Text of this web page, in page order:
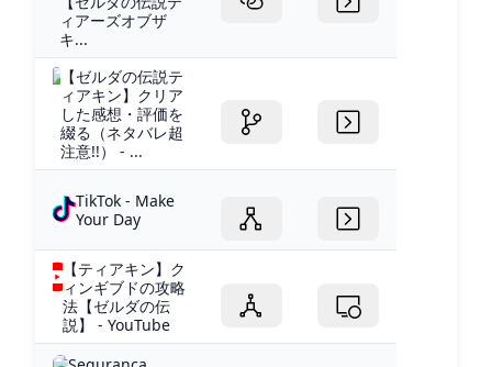
ィアーズオブザ
キ...
【ゼルダの伝説テ
ィアキン】クリア
した感想・評価を
綴る（ネタバレ超
注意!!） - ...
TikTok - Make
Your Day
【ティアキン】ク
ィンギブドの攻略
法【ゼルダの伝
説】 - YouTube